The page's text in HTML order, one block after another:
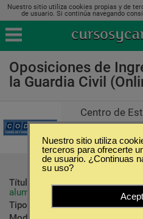
Nuestro sitio utiliza cookies propias y de
de usuario. Si continúa navegando
Oposiciones de
la Guardia Civil
Centro de
Título ofrecido:
Al tratarse de
alumno recibe la preparación
Tipo:
Oposiciones
Nuestro sitio utiliza
terceros para ofrecerte
de usuario. ¿Continuas
su uso?